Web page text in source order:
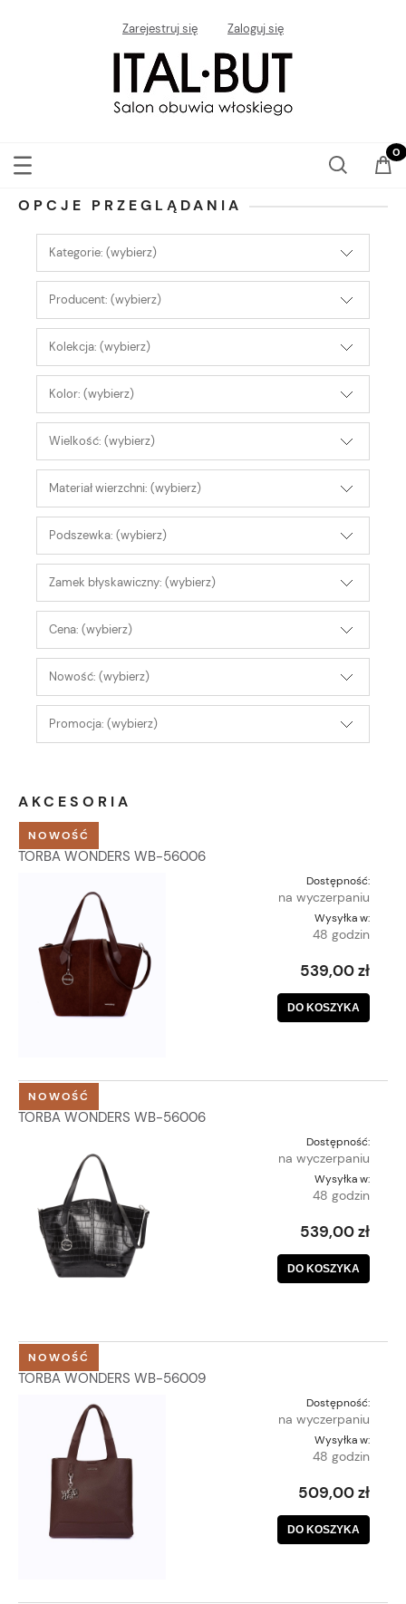
Zarejestruj się Zaloguj się
OPCJE PRZEGLĄDANIA
Kategorie: (wybierz)
Producent: (wybierz)
Kolekcja: (wybierz)
Kolor: (wybierz)
Wielkość: (wybierz)
Materiał wierzchni: (wybierz)
Podszewka: (wybierz)
Zamek błyskawiczny: (wybierz)
Cena: (wybierz)
Nowość: (wybierz)
Promocja: (wybierz)
AKCESORIA
TORBA WONDERS WB-56006
Dostępność:
na wyczerpaniu
Wysyłka w:
48 godzin
539,00 zł
DO KOSZYKA
NOWOŚĆ
TORBA WONDERS WB-56006
Dostępność:
na wyczerpaniu
Wysyłka w:
48 godzin
539,00 zł
DO KOSZYKA
NOWOŚĆ
TORBA WONDERS WB-56009
Dostępność:
na wyczerpaniu
Wysyłka w:
48 godzin
509,00 zł
DO KOSZYKA
NOWOŚĆ